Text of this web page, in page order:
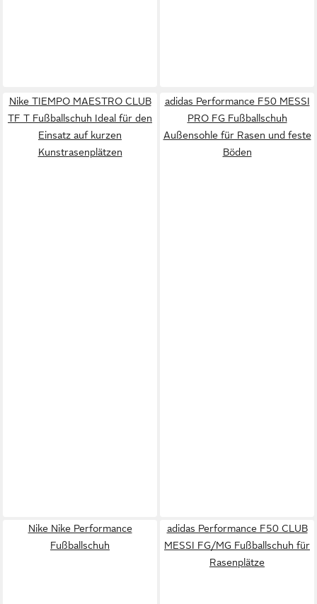
Nike TIEMPO MAESTRO CLUB
TF T Fußballschuh Ideal für den
Einsatz auf kurzen
Kunstrasenplätzen
adidas Performance F50 MESSI
PRO FG Fußballschuh
Außensohle für Rasen und feste
Böden
Nike Nike Performance
Fußballschuh
adidas Performance F50 CLUB
MESSI FG/MG Fußballschuh für
Rasenplätze